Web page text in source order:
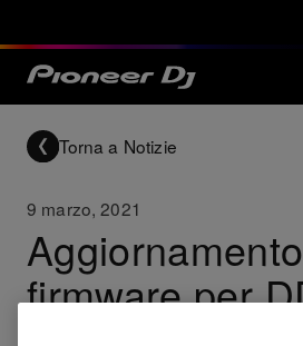
Torna a Notizie
9 marzo, 2021
firmware per